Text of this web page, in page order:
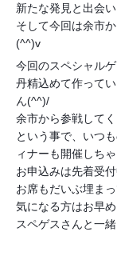
新たな発見と出会
そして今回は余市
(^^)v
今回のスペシャル
丹精込めて作って
ん(^^)/
余市から参戦して
という事で、いつ
ィナーも開催しち
お申込みは先着受付
お席もだいぶ埋まっ
気になる方はお早
スペゲスさんと一